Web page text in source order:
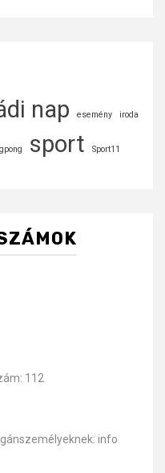
nap esemény iroda
sport Sport11
112
info